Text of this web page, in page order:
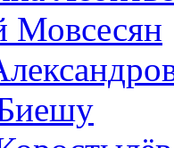
Мовсесян